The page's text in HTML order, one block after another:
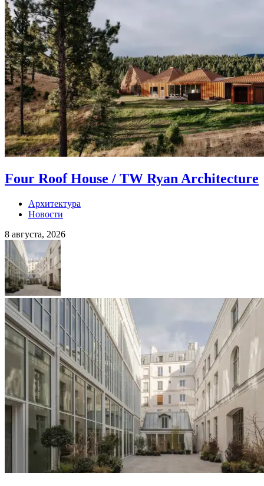
Four Roof House / TW Ryan Architecture
Архитектура
Новости
8 августа, 2026